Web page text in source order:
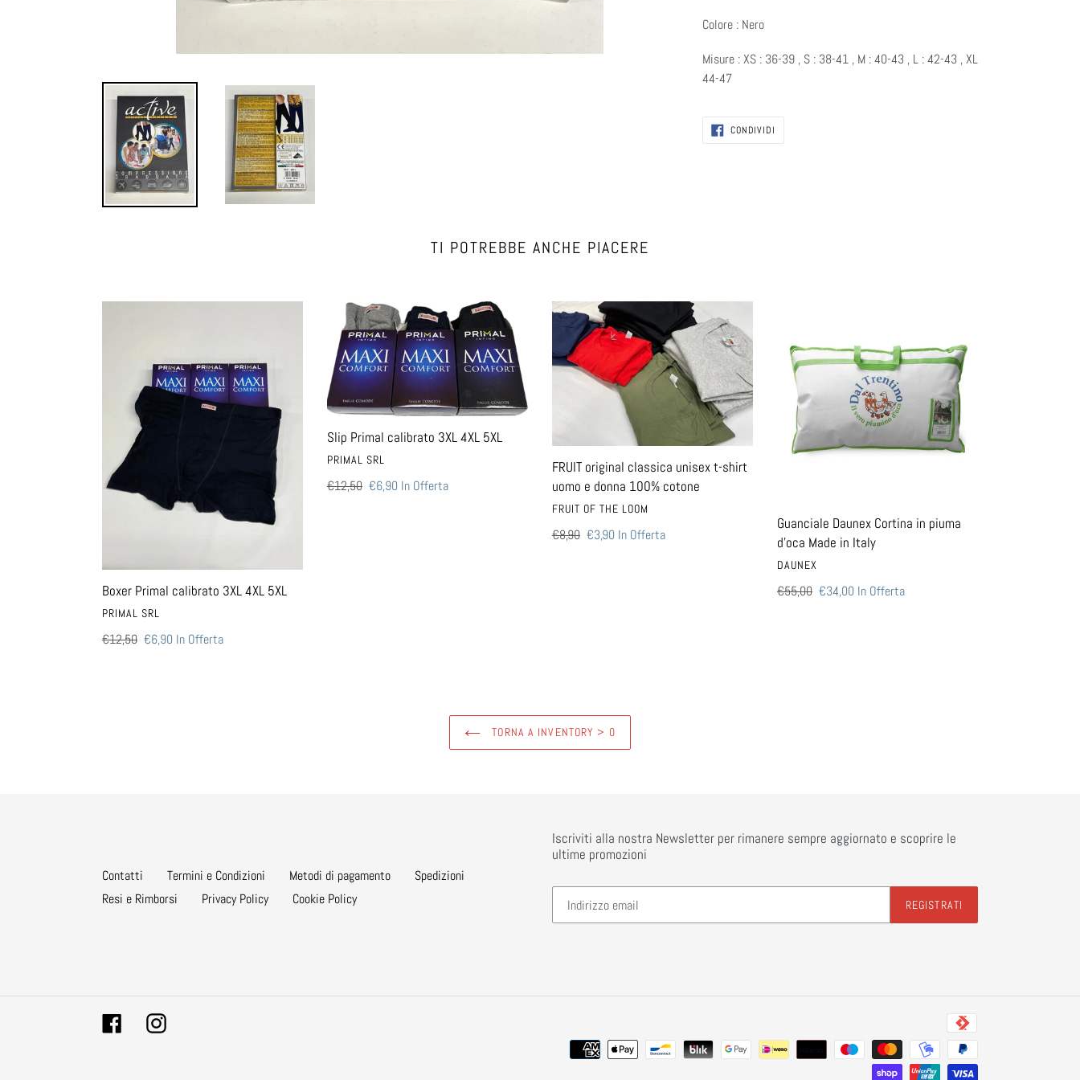
Colore : Nero
Misure : XS : 36-39 , S : 38-41 , M : 40-43 , L : 42-43 , XL
44-47
CONDIVIDI
TI POTREBBE ANCHE PIACERE
Boxer Primal calibrato 3XL 4XL 5XL
VENDITORE
PRIMAL SRL
Prezzo
€12,50 Prezzo
€6,90 In Offerta
Primal
calibrato
3XL
4XL
5XL
Slip Primal calibrato 3XL 4XL 5XL
VENDITORE
PRIMAL SRL
Prezzo
€12,50 Prezzo
€6,90 In Offerta
FRUIT
original
classica
unisex
e
donna
100%
cotone
FRUIT original classica unisex t-shirt
uomo e donna 100% cotone
VENDITORE
FRUIT OF THE LOOM
Prezzo
€8,90 Prezzo
€3,90 In Offerta
Cortina
piuma
d'oca
Made
Guanciale Daunex Cortina in piuma
d'oca Made in Italy
VENDITORE
DAUNEX
Prezzo
€55,00 Prezzo
€34,00 In Offerta
TORNA A INVENTORY > 0
Contatti Termini e Condizioni Metodi di pagamento
Spedizioni
Resi e Rimborsi
Privacy Policy Cookie Policy
Iscriviti alla nostra Newsletter per rimanere sempre aggiornato e scoprire le
ultime promozioni
REGISTRATI
FacebookInstagram